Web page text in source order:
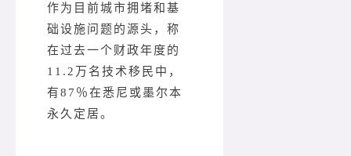
作为目前城市拥堵和基
础设施问题的源头，称
在过去一个财政年度的
11.2万名技术移民中，
有87％在悉尼或墨尔本
永久定居。